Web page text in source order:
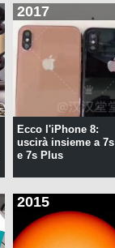
2017
Ecco l'iPhone 8:
uscirà insieme a 7s
e 7s Plus
2015